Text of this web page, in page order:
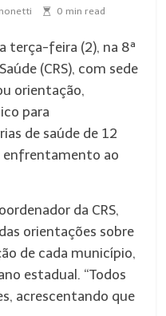
0 min read
terça-feira (2), na 8ª
(CRS), com sede
orientação,
para
de saúde de 12
enfrentamento ao
da CRS,
orientações sobre
de cada município,
estadual. “Todos
acrescentando que